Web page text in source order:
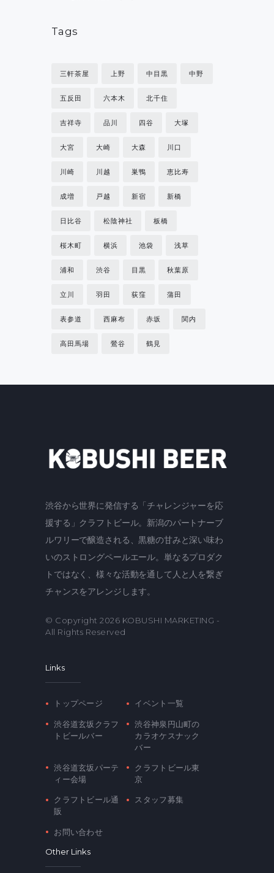
Tags
三軒茶屋 上野 中目黒 中野
五反田 六本木 北千住
吉祥寺 品川 四谷 大塚
大宮 大崎 大森 川口
川崎 川越 巣鴨 恵比寿
成増 戸越 新宿 新橋
日比谷 松陰神社 板橋
桜木町 横浜 池袋 浅草
浦和 渋谷 目黒 秋葉原
立川 羽田 荻窪 蒲田
表参道 西麻布 赤坂 関内
高田馬場 鶯谷 鶴見
渋谷から世界に発信する「チャレンジャーを応
援する」クラフトビール。新潟のパートナーブ
ルワリーで醸造される、黒糖の甘みと深い味わ
いのストロングペールエール。単なるプロダク
トではなく、様々な活動を通して人と人を繋ぎ
チャンスをアレンジします。
© Copyright 2026 KOBUSHI MARKETING -
All Rights Reserved
Links
トップページ イベント一覧
渋谷道玄坂クラフ
トビールバー
渋谷神泉円山町の
カラオケスナック
バー
渋谷道玄坂パーテ
ィー会場
クラフトビール東
京
クラフトビール通
販
スタッフ募集
お問い合わせ
Other Links